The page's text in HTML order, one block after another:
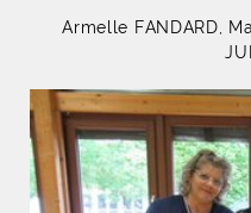
Armelle FANDARD,